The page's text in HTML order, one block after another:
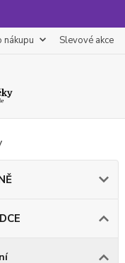
nákupu Slevové akce